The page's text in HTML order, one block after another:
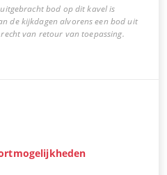
bod op dit kavel is
de kijkdagen alvorens een bod uit
van retour van toepassing.